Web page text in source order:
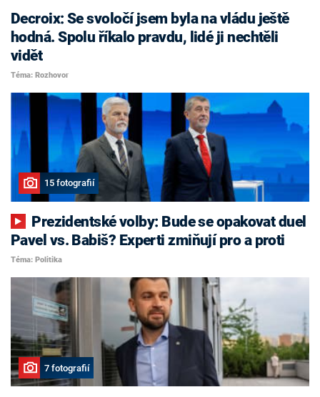
Decroix: Se svoločí jsem byla na vládu ještě
hodná. Spolu říkalo pravdu, lidé ji nechtěli
vidět
Téma: Rozhovor
15 fotografií
Pavel vs. Babiš? Experti zmiňují pro a proti
Téma: Politika
7 fotografií